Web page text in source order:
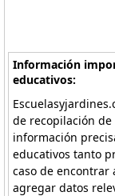
Información
educativos:
de recopilación
información
educativos tanto
caso de
agregar datos